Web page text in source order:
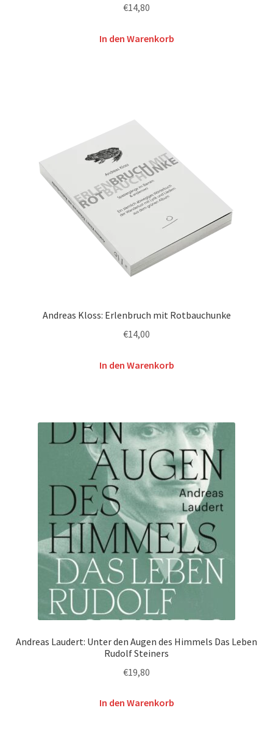
€14,80
In den Warenkorb
Andreas Kloss: Erlenbruch mit Rotbauchunke
€14,00
In den Warenkorb
Andreas Laudert: Unter den Augen des Himmels Das Leben
Rudolf Steiners
€19,80
In den Warenkorb